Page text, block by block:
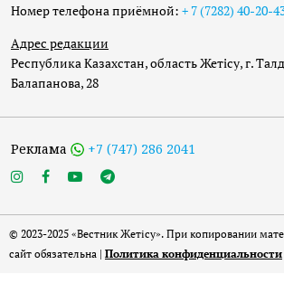
Номер телефона приёмной: + 7 (7282) 40-20-
Адрес редакции
Республика Казахстан, область Жетісу, г.
Балапанова, 28
Реклама +7 (747) 286 2041
© 2023-2025 «Вестник Жетісу». При копировании
сайт обязательна | Политика конфиденциальности